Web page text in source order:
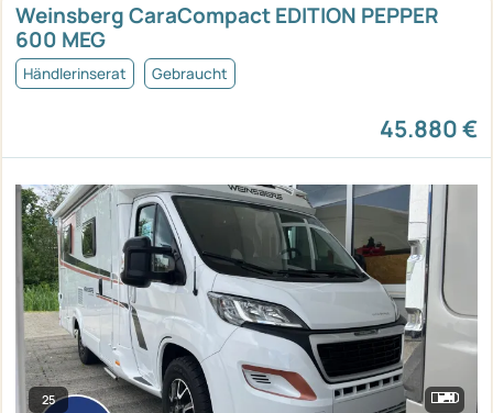
Weinsberg CaraCompact EDITION PEPPER
600 MEG
Händlerinserat Gebraucht
45.880 €
25